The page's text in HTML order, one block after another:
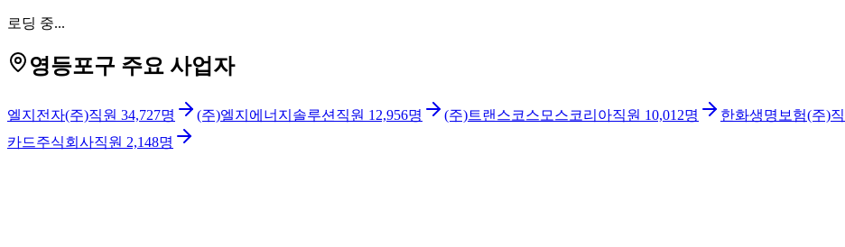
로딩 중...
영등포구 주요 사업자
엘지전자(주)직원 34,727명 (주)엘지에너지솔루션 직원 12,956명 (주)트랜스코스모스코리아직원 10,012명 한화생명보험(주)
카드주식회사직원 2,148명